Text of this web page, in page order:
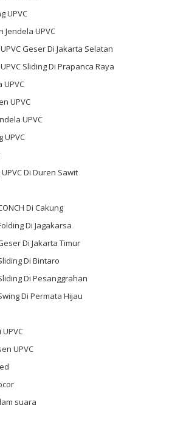
UPVC
Jendela UPVC
Geser Di Jakarta Selatan
Sliding Di Prapanca Raya
UPVC
UPVC
UPVC
UPVC
Di Duren Sawit
Di Cakung
Di Jagakarsa
Di Jakarta Timur
Di Bintaro
Di Pesanggrahan
Di Permata Hijau
UPVC
suara